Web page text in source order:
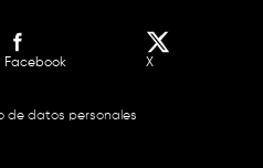
Facebook X
de datos personales